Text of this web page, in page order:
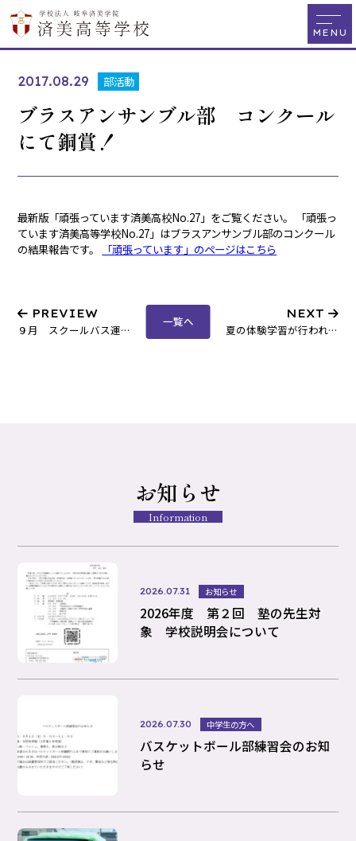
2017.08.29 部活動
ブラスアンサンブル部 コンクール
にて銅賞！
最新版「頑張っています済美高校No.27」をご覧ください。 「頑張っ
ています済美高等学校No.27」はブラスアンサンブル部のコンクール
の結果報告です。
「頑張っています」のページはこちら
PREVIEW
９月 スクールバス運行予定表
一覧へ
NEXT
夏の体験学習が行われました
お知らせ
Information
2026.07.31 お知らせ
2026年度 第２回 塾の先生対
象 学校説明会について
2026.07.30 中学生の方へ
バスケットボール部練習会のお知
らせ